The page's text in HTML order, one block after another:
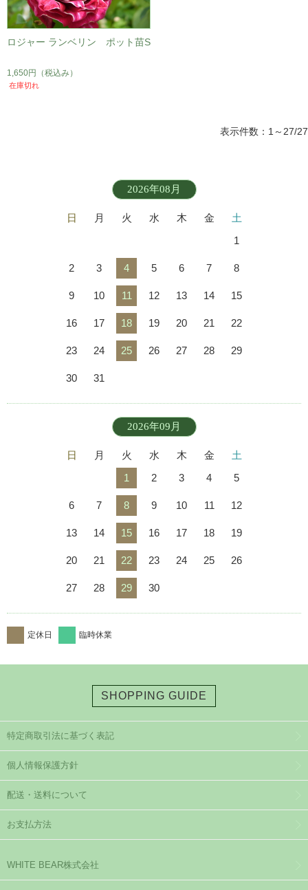
ロジャー ランベリン ポット苗S
1,650円 （税込み）
在庫切れ
表示件数：1～27/27
2026年08月
日 月 火 水 木 金
土
1
2 3 4 5 6 7 8
9 10 11 12 13 14 15
16 17 18 19 20 21 22
23 24 25 26 27 28 29
30 31
2026年09月
日 月 火 水 木 金
土
1
2 3 4 5
6 7 8 9 10 11 12
13 14 15 16 17 18 19
20 21 22 23 24 25 26
27 28 29 30
定休日 臨時休業
SHOPPING GUIDE
特定商取引法に基づく表記
個人情報保護方針
配送・送料について
お支払方法
WHITE BEAR株式会社